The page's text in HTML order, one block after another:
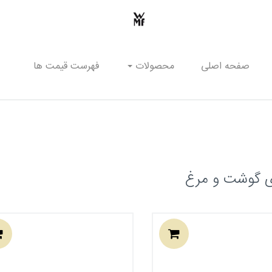
صفحه اصلی محصولات فهرست قیمت ها
گوشت و مرغ